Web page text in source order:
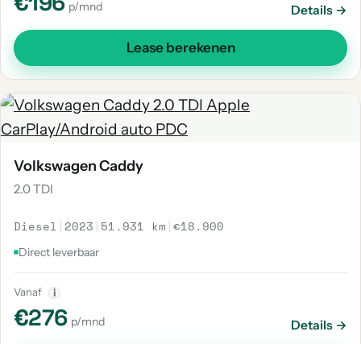
p/mnd Details →
Lease berekenen
Volkswagen Caddy
2.0 TDI
Diesel | 2023 | 51.931 km |€18.900
Direct leverbaar
Vanaf i
€276 p/mnd Details →